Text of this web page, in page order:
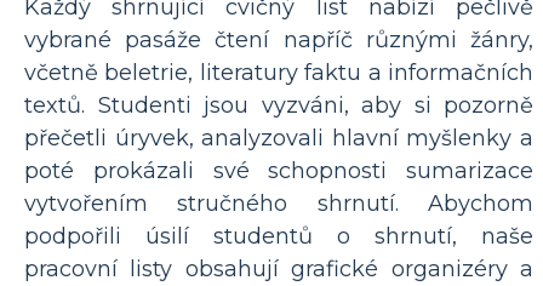
Každý shrnující cvičný list nabízí pečlivě
vybrané pasáže čtení napříč různými žánry,
včetně beletrie, literatury faktu a informačních
textů. Studenti jsou vyzváni, aby si pozorně
přečetli úryvek, analyzovali hlavní myšlenky a
poté prokázali své schopnosti sumarizace
vytvořením stručného shrnutí. Abychom
podpořili úsilí studentů o shrnutí, naše
pracovní listy obsahují grafické organizéry a